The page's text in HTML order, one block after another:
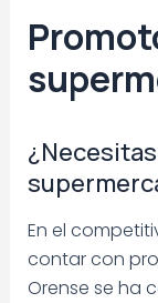
En el
contar con
Orense se ha